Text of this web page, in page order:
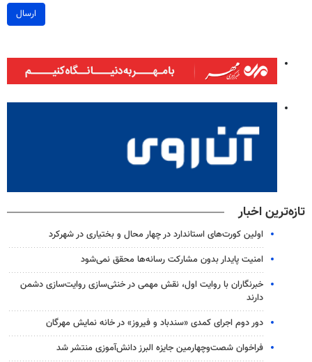
ارسال
تازه‌ترین اخبار
اولین کورت‌های استاندارد در چهار محال و بختیاری در شهرکرد
امنیت پایدار بدون مشارکت رسانه‌ها محقق نمی‌شود
خبرنگاران با روایت اول، نقش مهمی در خنثی‌سازی روایت‌سازی دشمن
دارند
دور دوم اجرای کمدی «سندباد و فیروز» در خانه نمایش مهرگان
فراخوان شصت‌وچهارمین جایزه البرز دانش‌آموزی منتشر شد